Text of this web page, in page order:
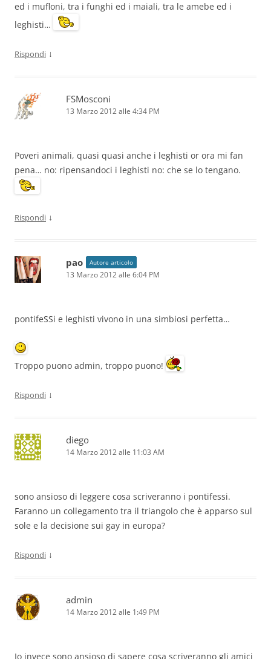
ed i mufloni, tra i funghi ed i maiali, tra le amebe ed i
leghisti…
Rispondi ↓
FSMosconi
13 Marzo 2012 alle 4:34 PM
Poveri animali, quasi quasi anche i leghisti or ora mi fan
pena… no: ripensandoci i leghisti no: che se lo tengano.
Rispondi ↓
pao Autore articolo
13 Marzo 2012 alle 6:04 PM
pontifeSSi e leghisti vivono in una simbiosi perfetta…
Troppo puono admin, troppo puono!
Rispondi ↓
diego
14 Marzo 2012 alle 11:03 AM
sono ansioso di leggere cosa scriveranno i pontifessi.
Faranno un collegamento tra il triangolo che è apparso sul
sole e la decisione sui gay in europa?
Rispondi ↓
admin
14 Marzo 2012 alle 1:49 PM
Io invece sono ansioso di sapere cosa scriveranno gli amici